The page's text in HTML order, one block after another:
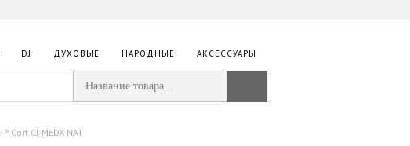
DJ ДУХОВЫЕ НАРОДНЫЕ АКСЕССУАРЫ
Cort CJ-MEDX NAT